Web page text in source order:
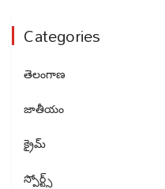
Categories
తెలంగాణ
జాతీయం
క్రైమ్
స్పోర్ట్స్